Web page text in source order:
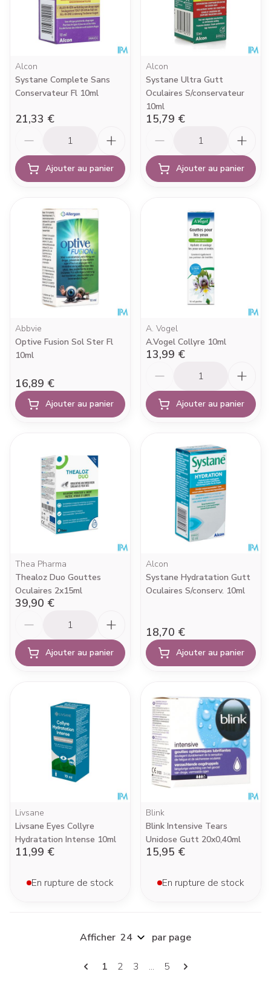
Alcon
Systane Complete Sans
Conservateur Fl 10ml
21,33 €
Ajouter au panier
Alcon
Systane Ultra Gutt
Oculaires S/conservateur
10ml
15,79 €
Ajouter au panier
Abbvie
Optive Fusion Sol Ster Fl
10ml
16,89 €
Ajouter au panier
A. Vogel
A.Vogel Collyre 10ml
13,99 €
Ajouter au panier
Thea Pharma
Thealoz Duo Gouttes
Oculaires 2x15ml
39,90 €
Ajouter au panier
Alcon
Systane Hydratation Gutt
Oculaires S/conserv. 10ml
18,70 €
Ajouter au panier
Livsane
Livsane Eyes Collyre
Hydratation Intense 10ml
11,99 €
En rupture de stock
Blink
Blink Intensive Tears
Unidose Gutt 20x0,40ml
15,95 €
En rupture de stock
Pages
Vous lisez actuellement la page
1 Page
2 Page
3 ... Page
5
Afficher par page